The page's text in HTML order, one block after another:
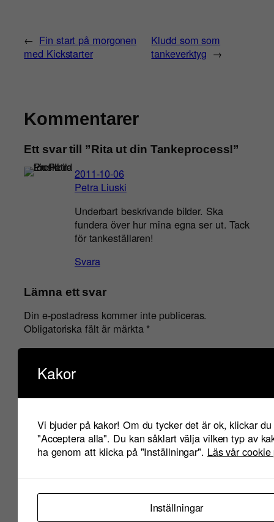
← Fin start på morgonen
med Kickstarter
Kludd som som
tankeverktyg →
Kommentarer
Ett svar till ”Rita ut din Tankeprocess!”
2011-10-06
Petra Liuski
Underbart beskrivande bilder. Ska
fundera över hur mina egna ser ut. Tack
för tankeställaren!
Svara
Lämna ett svar
Din e-postadress kommer inte publiceras.
Obligatoriska fält är märkta *
Kommentar*
Namn*
E-postadress*
Kakor
Vi bjuder på kakor! Om du tycker det är ok, klickar
"Acceptera alla". Du kan såklart välja vilken typ av
ha genom att klicka på "Inställningar". Läs vår
Inställningar